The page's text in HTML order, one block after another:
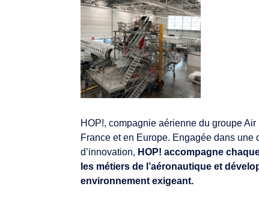
HOP!, compagnie aérienne du groupe
France et en Europe. Engagée dans
d’innovation, HOP! accompagne
les métiers de l’aéronautique et
environnement exigeant.